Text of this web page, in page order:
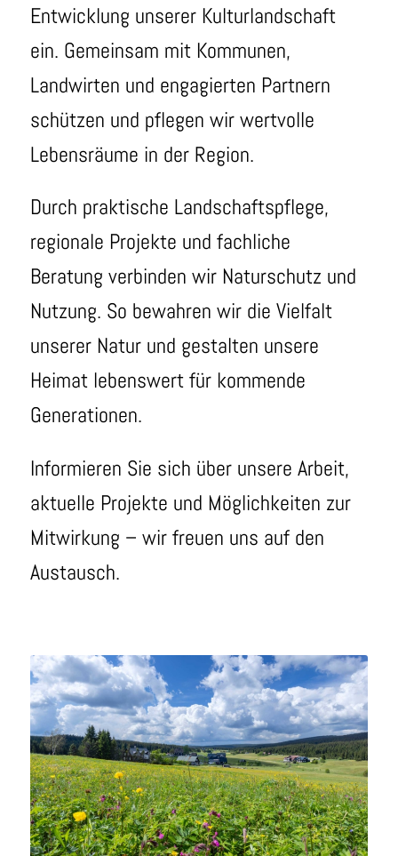
Entwicklung unserer Kulturlandschaft
ein. Gemeinsam mit Kommunen,
Landwirten und engagierten Partnern
schützen und pflegen wir wertvolle
Lebensräume in der Region.
Durch praktische Landschaftspflege,
regionale Projekte und fachliche
Beratung verbinden wir Naturschutz und
Nutzung. So bewahren wir die Vielfalt
unserer Natur und gestalten unsere
Heimat lebenswert für kommende
Generationen.
Informieren Sie sich über unsere Arbeit,
aktuelle Projekte und Möglichkeiten zur
Mitwirkung – wir freuen uns auf den
Austausch.